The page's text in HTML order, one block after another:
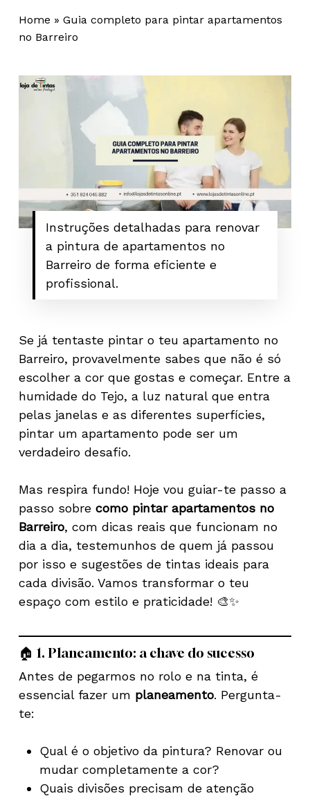
Home » Guia completo para pintar apartamentos
no Barreiro
Instruções detalhadas para renovar
a pintura de apartamentos no
Barreiro de forma eficiente e
profissional.
Se já tentaste pintar o teu apartamento no
Barreiro, provavelmente sabes que não é só
escolher a cor que gostas e começar. Entre a
humidade do Tejo, a luz natural que entra
pelas janelas e as diferentes superfícies,
pintar um apartamento pode ser um
verdadeiro desafio.
Mas respira fundo! Hoje vou guiar-te passo a
passo sobre como pintar apartamentos no
Barreiro, com dicas reais que funcionam no
dia a dia, testemunhos de quem já passou
por isso e sugestões de tintas ideais para
cada divisão. Vamos transformar o teu
espaço com estilo e praticidade! 🎨✨
🏠 1. Planeamento: a chave do sucesso
Antes de pegarmos no rolo e na tinta, é
essencial fazer um planeamento. Pergunta-
te:
Qual é o objetivo da pintura? Renovar ou
mudar completamente a cor?
Quais divisões precisam de atenção